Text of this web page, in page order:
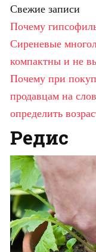
Свежие записи
Почему
Сиреневые
компактны и не
Почему при
продавцам на
определить
Редис